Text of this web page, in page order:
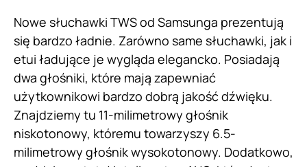
Nowe słuchawki TWS od Samsunga prezentują
się bardzo ładnie. Zarówno same słuchawki, jak i
etui ładujące je wygląda elegancko. Posiadają
dwa głośniki, które mają zapewniać
użytkownikowi bardzo dobrą jakość dźwięku.
Znajdziemy tu 11-milimetrowy głośnik
niskotonowy, któremu towarzyszy 6.5-
milimetrowy głośnik wysokotonowy. Dodatkowo,